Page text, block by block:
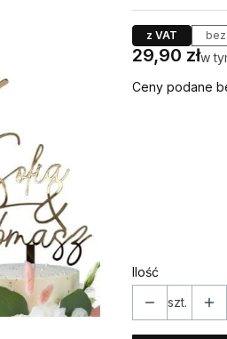
z VAT bez
Cena
29,90 złw
w
Ceny podane
Ilość
szt.